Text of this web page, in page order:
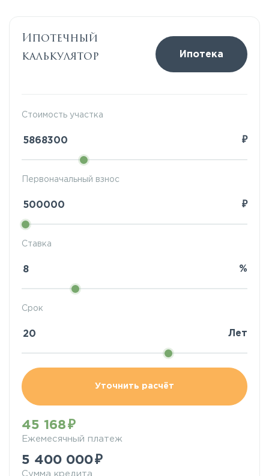
Ипотечный
калькулятор
Ипотека
Стоимость участка
₽
Ставка
%
Первоначальный взнос
₽
Срок
Лет
Уточнить расчёт
45 168
Ежемесячный платеж
5 400 000
Сумма кредита